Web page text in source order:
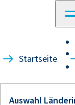
Startseite